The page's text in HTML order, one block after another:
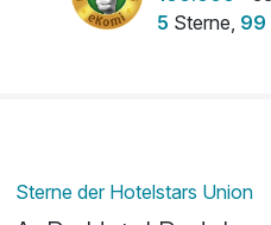
(Vorreservierung)
5 Sterne, 99
Sterne der Hotelstars Union